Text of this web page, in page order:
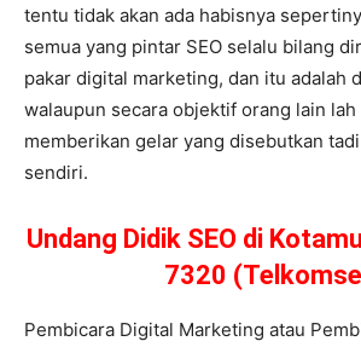
tentu tidak akan ada habisnya
semua yang pintar SEO selalu bilang
pakar digital marketing, dan itu adalah
walaupun secara objektif orang lain
memberikan gelar yang disebutkan
sendiri.
Undang Didik SEO di
7320
Pembicara Digital Marketing atau